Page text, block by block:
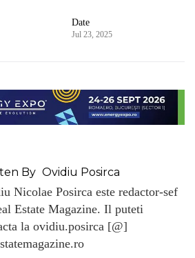
Date
Jul 23, 2025
By Ovidiu Posirca
Nicolae Posirca este redactor-sef
Estate Magazine. Il puteti
la ovidiu.posirca [@]